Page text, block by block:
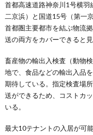
首都高速道路神奈川1号横
二京浜）と国道15号（第一
首都圏主要都市を結ぶ物流
送の両方をカバーできると見
畜産物の輸出入検査（動物
地で、食品などの輸出入品
期待している。指定検査場
送ができるため、コストカ
いる。
最大10テナントの入居が可